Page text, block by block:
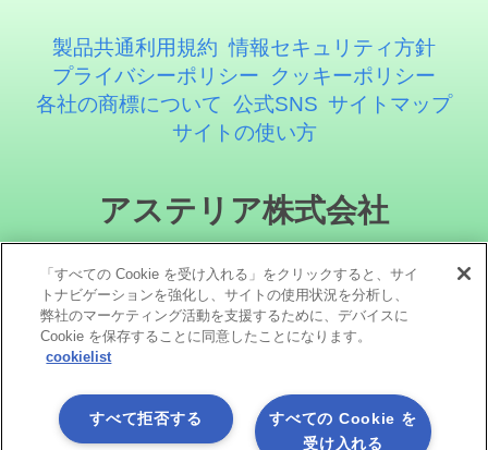
製品共通利用規約 情報セキュリティ方針
プライバシーポリシー
クッキーポリシー
各社の商標について 公式SNS サイトマップ
サイトの使い方
アステリア株式会社
ソーシャルメディア
「すべての Cookie を受け入れる」をクリックすると、サイ
トナビゲーションを強化し、サイトの使用状況を分析し、
弊社のマーケティング活動を支援するために、デバイスに
Cookie を保存することに同意したことになります。
cookielist
すべての Cookie を
受け入れる
すべて拒否する